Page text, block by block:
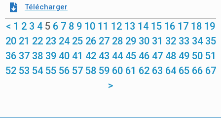
Télécharger
< 1 2 3 4 5 6 7 8 9 10 11 12 13 14 15 16 17 18 19
20 21 22 23 24 25 26 27 28 29 30 31 32 33 34 35
36 37 38 39 40 41 42 43 44 45 46 47 48 49 50 51
52 53 54 55 56 57 58 59 60 61 62 63 64 65 66 67
>